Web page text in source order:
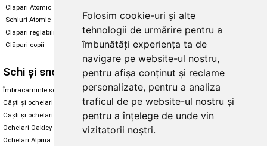
Folosim cookie-uri și alte
tehnologii de urmărire pentru a
îmbunătăți experiența ta de
navigare pe website-ul nostru,
pentru afișa conținut și reclame
personalizate, pentru a analiza
traficul de pe website-ul nostru și
pentru a înțelege de unde vin
vizitatorii noștri.
Clăpari Atomic
Schiuri Atomic
Clăpari reglabili
Clăpari copii
Skate & longboard
Enuff Skateboards
Schi și snowboard
Îmbrăcăminte schi și snowboard
Căști și ochelari de iarnă
Căști și ochelari Alpina
Ochelari Oakley
Ochelari Alpina
Diverse
Cum aleg rolele
Cum aleg ochelarii
Ochelari de soare Oakley
Ochelari de soare Alpina